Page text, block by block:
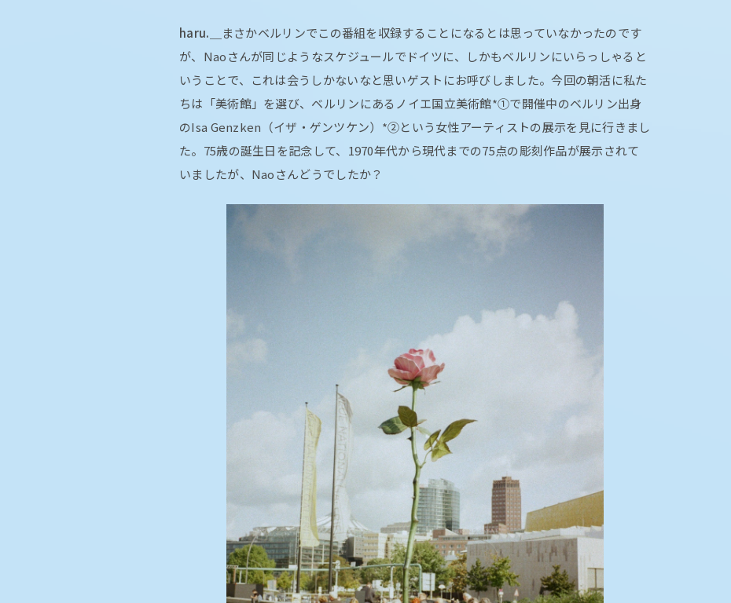
haru.＿
まさかベルリンでこの番組を収録することになるとは思っていなかったのです
が、Naoさんが同じようなスケジュールでドイツに、しかもベルリンにいらっしゃると
いうことで、これは会うしかないなと思いゲストにお呼びしました。今回の朝活に私た
ちは「美術館」を選び、ベルリンにあるノイエ国立美術館*①で開催中のベルリン出身
のIsa Genzken（イザ・ゲンツケン）*②という女性アーティストの展示を見に行きまし
た。75歳の誕生日を記念して、1970年代から現代までの75点の彫刻作品が展示されて
いましたが、Naoさんどうでしたか？